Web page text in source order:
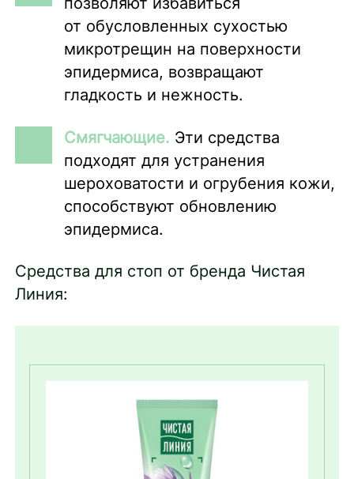
от обусловленных сухостью
микротрещин на поверхности
эпидермиса, возвращают
гладкость и нежность.
Смягчающие. Эти средства
подходят для устранения
шероховатости и огрубения кожи,
способствуют обновлению
эпидермиса.
Средства для стоп от бренда Чистая
Линия: